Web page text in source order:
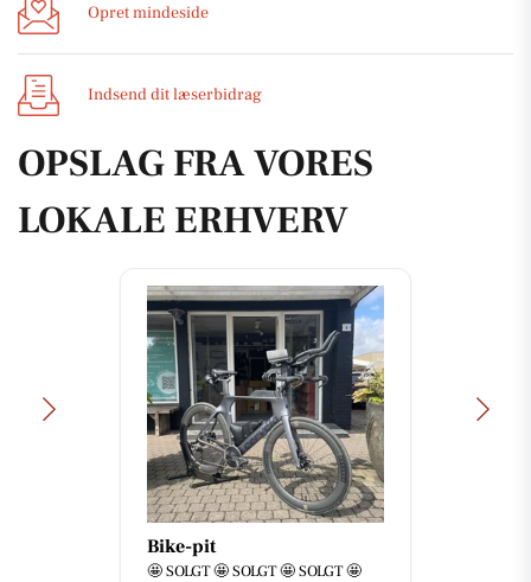
Opret mindeside
Indsend dit læserbidrag
OPSLAG FRA VORES
LOKALE ERHVERV
Bike-pit
🤩 SOLGT 🤩 SOLGT 🤩 SOLGT 🤩